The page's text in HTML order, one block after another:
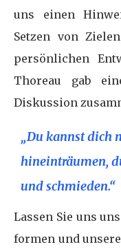
uns einen
Setzen von
persönlichen
Thoreau gab
Diskussion
„Du kannst dich
hineinträumen,
und schmieden.“
Lassen Sie uns
formen und